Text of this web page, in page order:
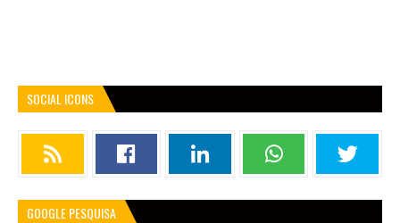
SOCIAL ICONS
GOOGLE PESQUISA